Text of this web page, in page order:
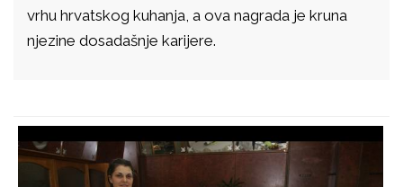
vrhu hrvatskog kuhanja, a ova nagrada je kruna
njezine dosadašnje karijere.